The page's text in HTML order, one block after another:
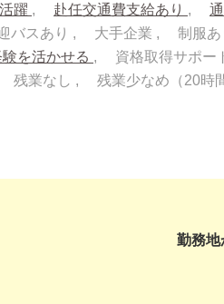
躍 赴任交通費支給あり
バスあり 大手企業 制服あ
を活かせる 資格取得サポー
残業なし 残業少なめ（20時
勤務地